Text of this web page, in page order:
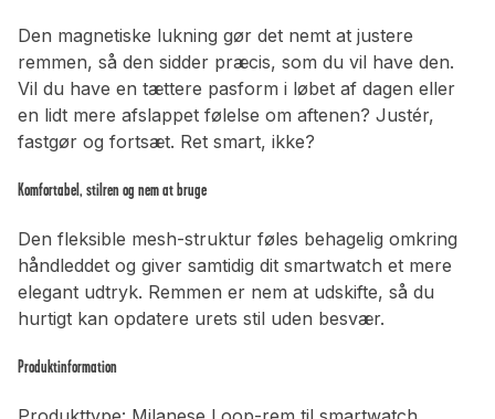
Den magnetiske lukning gør det nemt at justere
remmen, så den sidder præcis, som du vil have den.
Vil du have en tættere pasform i løbet af dagen eller
en lidt mere afslappet følelse om aftenen? Justér,
fastgør og fortsæt. Ret smart, ikke?
Komfortabel, stilren og nem at bruge
Den fleksible mesh-struktur føles behagelig omkring
håndleddet og giver samtidig dit smartwatch et mere
elegant udtryk. Remmen er nem at udskifte, så du
hurtigt kan opdatere urets stil uden besvær.
Produktinformation